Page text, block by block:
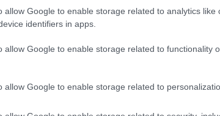
allow Google to enable storage related to analytics like
identifiers in apps.
allow Google to enable storage related to functionality
allow Google to enable storage related to
a HUMP továbbra is támogatást
páratlan marad a mémérmék
pozícionálta magát